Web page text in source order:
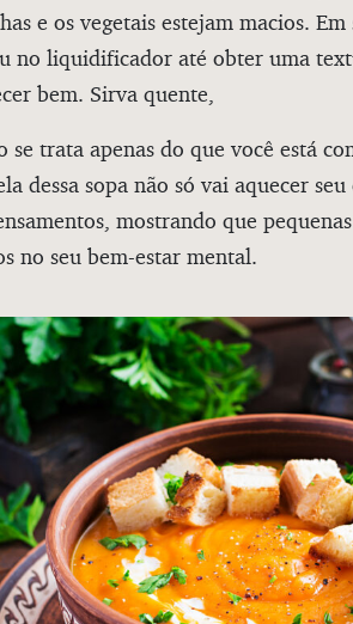
e os vegetais estejam macios.
no liquidificador até obter uma
bem. Sirva quente,
se trata apenas do que você está
dessa sopa não só vai aquecer
mostrando que
no seu bem-estar mental.